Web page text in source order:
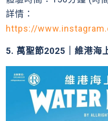
詳情：
https://
5. 萬聖節2025｜維港海